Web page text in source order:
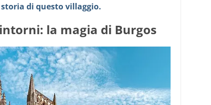
di questo villaggio.
la magia di Burgos